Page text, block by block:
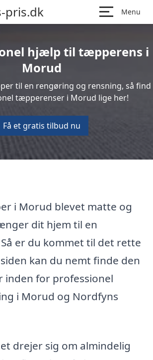
pris.dk Menu
hjælp til tæpperens i
Morud
til en rengøring og rensning, så find
tæpperenser i Morud lige her!
Få et gratis tilbud nu
i Morud blevet matte og
dit hjem til en
er du kommet til det rette
kan du nemt finde den
inden for professionel
i Morud og Nordfyns
drejer sig om almindelig